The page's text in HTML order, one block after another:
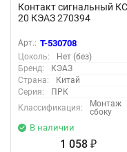
Контакт сигнальный
20 КЭАЗ 270394
Арт.: T-530708
Цоколь:
Нет (без)
Бренд:
КЭАЗ
Страна:
Китай
Серия:
ПРК
Классификация:
Монтаж
сбоку
В наличии
1 058 ₽